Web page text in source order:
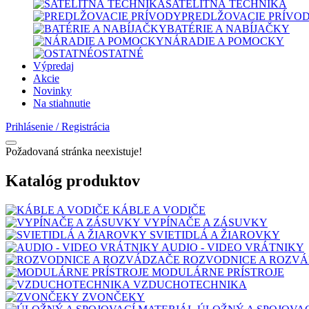
SATELITNÁ TECHNIKA
PREDLŽOVACIE
BATÉRIE A NABÍJAČKY
NÁRADIE A POMOCKY
OSTATNÉ
Výpredaj
Akcie
Novinky
Na stiahnutie
Prihlásenie / Registrácia
Požadovaná stránka neexistuje!
Katalóg produktov
KÁBLE A VODIČE
VYPÍNAČE A ZÁSUVKY
SVIETIDLÁ A ŽIAROVKY
AUDIO - VIDEO VRÁTNIKY
ROZVODNICE A
MODULÁRNE PRÍSTROJE
VZDUCHOTECHNIKA
ZVONČEKY